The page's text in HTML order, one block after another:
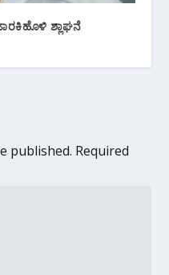
ಶ್ಲಾಘನೆ
published. Required